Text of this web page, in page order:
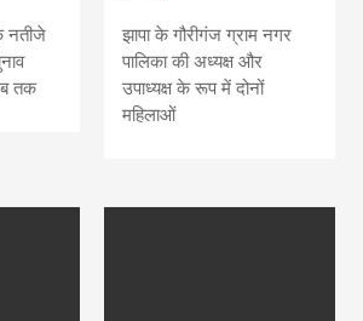
नतीजे
तक
झापा के गौरीगंज ग्राम नगर
पालिका की अध्यक्ष और
उपाध्यक्ष के रूप में दोनों
महिलाओं